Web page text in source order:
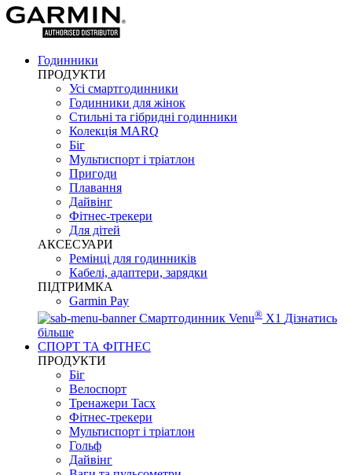
Годинники
ПРОДУКТИ
Усі смартгодинники
Годинники для жінок
Стильні та гібридні годинники
Колекція MARQ
Біг
Мультиспорт і тріатлон
Пригоди
Плавання
Дайвінг
Фітнес-трекери
Для дітей
АКСЕСУАРИ
Ремінці для годинників
Кабелі, адаптери, зарядки
ПІДТРИМКА
Garmin Pay
Смартгодинник Venu® X1 Дізнатись
більше
СПОРТ ТА ФІТНЕС
ПРОДУКТИ
Біг
Велоспорт
Тренажери Tacx
Фітнес-трекери
Мультиспорт і тріатлон
Гольф
Дайвінг